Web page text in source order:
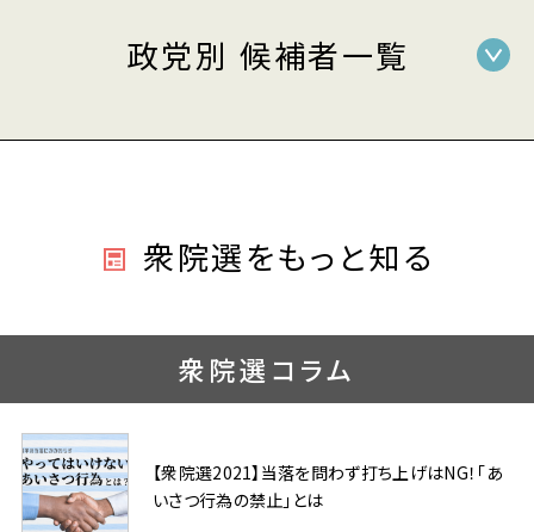
政党別 候補者一覧
衆院選をもっと知る
衆院選コラム
【衆院選2021】当落を問わず打ち上げはNG！「あ
いさつ行為の禁止」とは